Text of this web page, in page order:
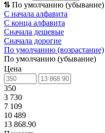
По умолчанию (убывание)
С начала алфавита
С конца алфавита
Сначала дешевые
Сначала дорогие
По умолчанию (возрастание)
По умолчанию (убывание)
Цена
350
3 730
7 109
10 489
13 868.90